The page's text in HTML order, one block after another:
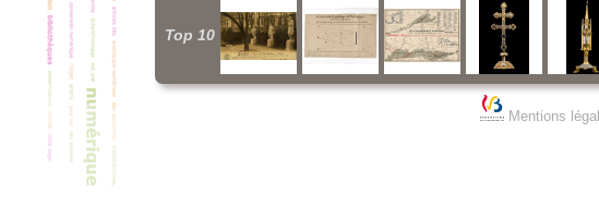
Top 10
Mentions